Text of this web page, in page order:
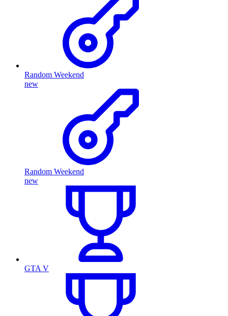
Random Weekend
new
Random Weekend
new
GTA V